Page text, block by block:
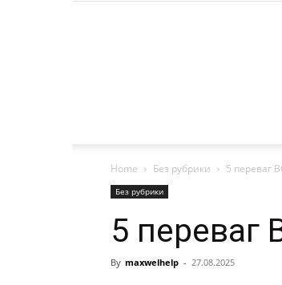
Home Без рубрики 5 переваг
Без рубрики
5 переваг
By maxwelhelp - 27.08.2025